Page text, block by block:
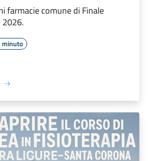
farmacie comune di Finale
2026.
minuto